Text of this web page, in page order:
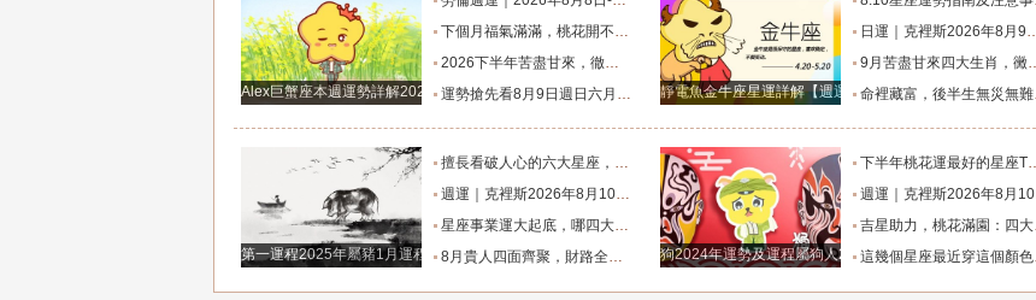
Alex巨蟹座本週運勢詳解2024.12.23-12.29
下個月福氣滿滿，桃花開不完，財富滾滾來，貴人相伴左右，生意興隆發大財，事業如日中天，前途一片燦爛的三大生肖！_屬狗_朋友_機會
2026下半年苦盡甘來，徹底翻身，好運擋都擋不住的三大生肖_朋友_屬豬_福氣
運勢搶先看8月9日週日六月廿七大勢宜忌與行動指南_規避_是非_時間
靜電魚金牛座星運詳解【週運2024年12月9日-12月15日】
日運｜克裡斯2026年8月9日十二星座運勢_方便會_變動_愛人
9月苦盡甘來四大生肖，黴運散盡福氣進門，日子越過越紅火_九月_機會_主動
命裡藏富，後半生無災無難的三大星座女_雙子座_女子_修來
第一運程2025年屬豬1月運程解析
擅長看破人心的六大星座，心思深沈內斂，玩心機注定占不到便宜_財運_機會_因為
週運｜克裡斯2026年8月10日-8月16日十二星座一週展望_火星_日食_人生道路
星座事業運大起底，哪四大星座最易職場開掛？_獅子座_中年_總能
8月貴人四面齊聚，財路全線打通的三大生肖，偏財橫財主動登門，升職加薪事業一路高歌_財運
狗2024年運勢及運程屬狗人2024運勢好嗎
下半年桃花運最好的星座TOP4_獅子座_木星_魅力
週運｜克裡斯2026年8月10日-8月16日十二星座一週展望_火星_日食_人生道路
吉星助力，桃花滿園：四大星座迎接真愛時刻，驅散孤單_關係_能量_機會
這幾個星座最近穿這個顏色，說不定能撞上好運哦_米白_朋友_勁兒
猴 雞 狗